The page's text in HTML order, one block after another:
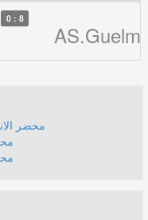
0 : 8
محضر الانضباط